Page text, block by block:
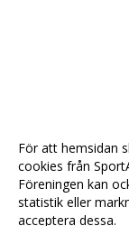
För att hemsidan
cookies från
Föreningen kan
statistik eller
acceptera dessa.